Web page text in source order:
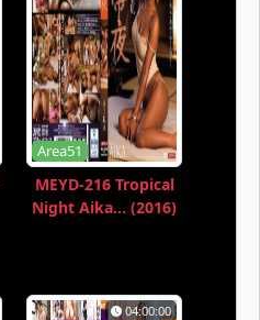
Area51
MEYD-216 Tropical
Night Aika... (2016)
04:00:00